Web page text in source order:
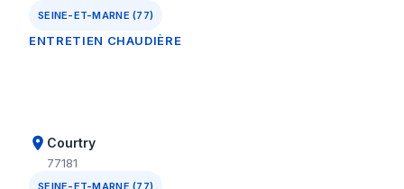
SEINE-ET-MARNE (77)
ENTRETIEN CHAUDIÈRE
Courtry
77181
SEINE-ET-MARNE (77)